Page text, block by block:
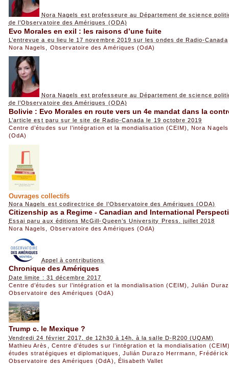
Nora Nagels est professeure au Département de science
de l’Observatoire des Amériques (ODA)
Evo Morales en exil : les raisons d’une fuite
L’entrevue a eu lieu le 17 novembre 2019 sur les ondes de Radio-Canada
Nora Nagels
Observatoire des Amériques (OdA)
Nora Nagels est professeure au Département de science
de l’Observatoire des Amériques (ODA)
Bolivie : Evo Morales en route vers un 4e mandat dans la
L’article est paru sur le site de Radio-Canada le 19 octobre 2019
Centre d’études sur l’intégration et la mondialisation (CEIM)
Nora Nagels
(OdA)
Ouvrages collectifs
Nora Nagels est codirectrice de l’Observatoire des Amériques (ODA)
Citizenship as a Regime - Canadian and International
Essai paru aux éditions McGill-Queen’s University Press, juillet 2018
Nora Nagels
Observatoire des Amériques (OdA)
Appel à contributions
Chronique des Amériques
Date limite : 31 décembre 2017
Centre d’études sur l’intégration et la mondialisation (CEIM)
,Julián
Observatoire des Amériques (OdA)
Trump c. le Mexique ?
Vendredi 24 février 2017, de 12h30 à 14h, à la salle D-R200 (UQAM)
Mathieu Arès
Centre d’études sur l’intégration et la mondialisation
études stratégiques et diplomatiques
Julián Durazo Herrmann ,Frédérick
Observatoire des Amériques (OdA)
Élisabeth Vallet